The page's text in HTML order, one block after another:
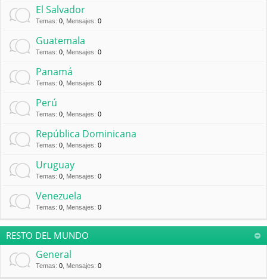
El Salvador
Temas: 0 Mensajes: 0
Guatemala
Temas: 0 Mensajes: 0
Panamá
Temas: 0 Mensajes: 0
Perú
Temas: 0 Mensajes: 0
República Dominicana
Temas: 0 Mensajes: 0
Uruguay
Temas: 0 Mensajes: 0
Venezuela
Temas: 0 Mensajes: 0
RESTO DEL MUNDO
General
Temas: 0 Mensajes: 0